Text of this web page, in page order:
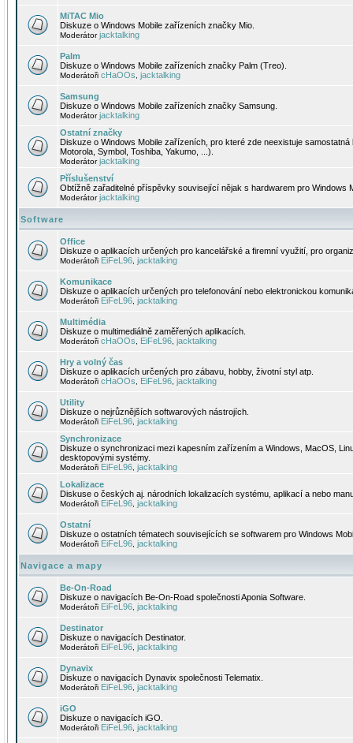
MiTAC Mio
Diskuze o Windows Mobile zařízeních značky Mio.
Moderátorjacktalking
Palm
Diskuze o Windows Mobile zařízeních značky Palm (Treo).
Moderátoři cHaOOs jacktalking
Samsung
Diskuze o Windows Mobile zařízeních značky Samsung.
Moderátorjacktalking
Ostatní značky
Diskuze o Windows Mobile zařízeních, pro které zde neexistuje
Motorola, Symbol, Toshiba, Yakumo, ...).
Moderátorjacktalking
Příslušenství
Obtížně zařaditelné příspěvky související nějak s hardwarem pro Windows
Moderátorjacktalking
Software
Office
Diskuze o aplikacích určených pro kancelářské a firemní využití, pro
Moderátoři EiFeL96 jacktalking
Komunikace
Diskuze o aplikacích určených pro telefonování nebo elektronickou
Moderátoři EiFeL96 jacktalking
Multimédia
Diskuze o multimediálně zaměřených aplikacích.
Moderátoři cHaOOs EiFeL96 jacktalking
Hry a volný čas
Diskuze o aplikacích určených pro zábavu, hobby, životní styl atp.
Moderátoři cHaOOs EiFeL96 jacktalking
Utility
Diskuze o nejrůznějších softwarových nástrojích.
Moderátoři EiFeL96 jacktalking
Synchronizace
Diskuze o synchronizaci mezi kapesním zařízením a Windows, MacOS,
desktopovými systémy.
Moderátoři EiFeL96 jacktalking
Lokalizace
Diskuse o českých aj. národních lokalizacích systému, aplikací a nebo
Moderátoři EiFeL96 jacktalking
Ostatní
Diskuze o ostatních tématech souvisejících se softwarem pro Windows
Moderátoři EiFeL96 jacktalking
Navigace a mapy
Be-On-Road
Diskuze o navigacích Be-On-Road společnosti Aponia Software.
Moderátoři EiFeL96 jacktalking
Destinator
Diskuze o navigacích Destinator.
Moderátoři EiFeL96 jacktalking
Dynavix
Diskuze o navigacích Dynavix společnosti Telematix.
Moderátoři EiFeL96 jacktalking
iGO
Diskuze o navigacích iGO.
Moderátoři EiFeL96 jacktalking